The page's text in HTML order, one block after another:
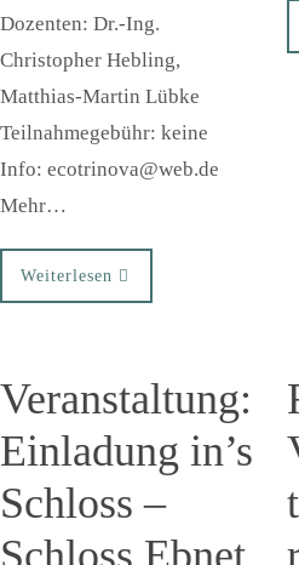
Dozenten: Dr.-Ing.
Christopher Hebling,
Matthias-Martin Lübke
Teilnahmegebühr: keine
Info: ecotrinova@web.de
Mehr…
Weiterlesen
Veranstaltung:
Einladung in’s
Schloss –
Schloss Ebnet